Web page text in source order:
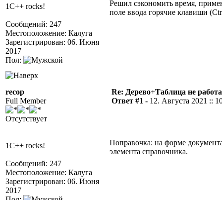
1C++ rocks!
Сообщений: 247
Местоположение: Калуга
Зарегистрирован: 06. Июня
2017
Пол:
Решил сэкономить время,
поле ввода горячие клавиши
recop
Full Member
Отсутствует
1C++ rocks!
Сообщений: 247
Местоположение: Калуга
Зарегистрирован: 06. Июня
2017
Re: Дерево+Таблица не
Ответ #1 - 12. Августа 2021 ::
Поправочка: на форме
элемента справочника.